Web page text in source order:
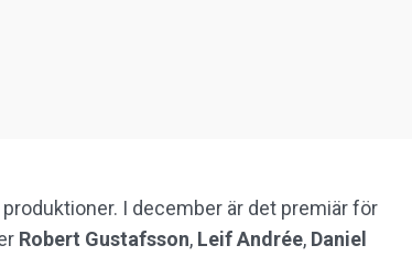
I december är det premiär för
Robert Gustafsson, Leif Andrée, Daniel